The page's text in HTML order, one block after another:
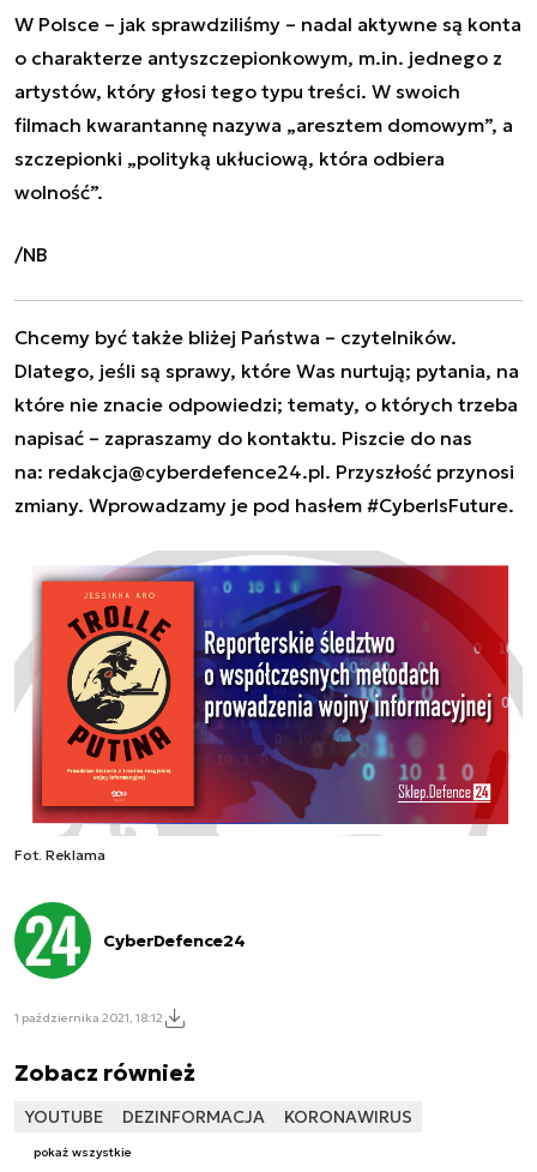
W Polsce – jak sprawdziliśmy – nadal aktywne są konta
o charakterze antyszczepionkowym, m.in. jednego z
artystów, który głosi tego typu treści. W swoich
filmach kwarantannę nazywa „aresztem domowym”, a
szczepionki „polityką ukłuciową, która odbiera
wolność”.
/NB
Chcemy być także bliżej Państwa – czytelników.
Dlatego, jeśli są sprawy, które Was nurtują; pytania, na
które nie znacie odpowiedzi; tematy, o których trzeba
napisać – zapraszamy do kontaktu. Piszcie do nas
na: redakcja@cyberdefence24.pl. Przyszłość przynosi
zmiany. Wprowadzamy je pod hasłem #CyberIsFuture.
Fot. Reklama
CyberDefence24
1 października 2021, 18:12
Zobacz również
YOUTUBE DEZINFORMACJA KORONAWIRUS
pokaż wszystkie